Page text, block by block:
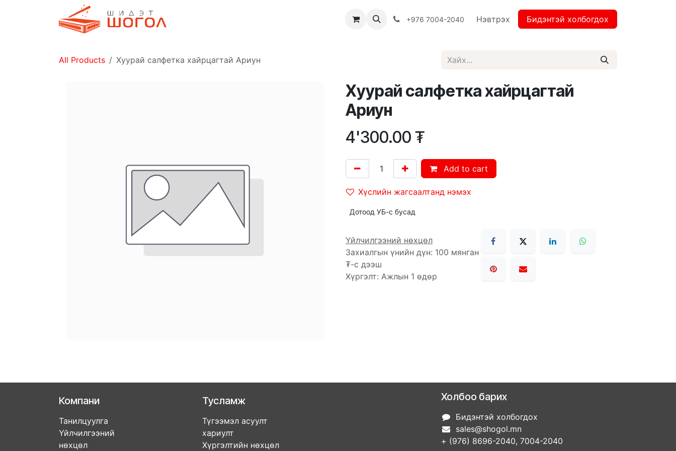
Хямдрал ♻️ Эко шогол+976 7004-2040 Нэвтрэх Бидэнтэй холбогдох
All Products Хуурай салфетка хайрцагтай Ариун
Хуурай салфетка хайрцагтай
Ариун
4'300.00 ₮
Add to cart
Хүслийн жагсаалтанд нэмэх
Дотоод УБ-с бусад
Үйлчилгээний нөхцөл
Захиалгын үнийн дүн: 100 мянган
₮-с дээш
Хүргэлт: Ажлын 1 өдөр
Компани
Танилцуулга
Үйлчилгээний
нөхцөл
Тусламж
Түгээмэл асуулт
хариулт
Хүргэлтийн нөхцөл
Холбоо барих
Бидэнтэй холбогдох
sales@shogol.mn
+ (976) 8696-2040, 7004-2040